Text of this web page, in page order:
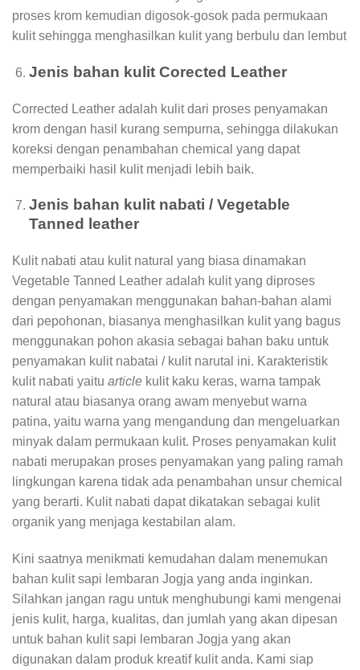
proses krom kemudian digosok-gosok pada permukaan
kulit sehingga menghasilkan kulit yang berbulu dan lembut
Jenis bahan kulit Corected Leather
Corrected Leather adalah kulit dari proses penyamakan
krom dengan hasil kurang sempurna, sehingga dilakukan
koreksi dengan penambahan chemical yang dapat
memperbaiki hasil kulit menjadi lebih baik.
Jenis bahan kulit nabati / Vegetable
Tanned leather
Kulit nabati atau kulit natural yang biasa dinamakan
Vegetable Tanned Leather adalah kulit yang diproses
dengan penyamakan menggunakan bahan-bahan alami
dari pepohonan, biasanya menghasilkan kulit yang bagus
menggunakan pohon akasia sebagai bahan baku untuk
penyamakan kulit nabatai / kulit narutal ini. Karakteristik
kulit nabati yaitu article kulit kaku keras, warna tampak
natural atau biasanya orang awam menyebut warna
patina, yaitu warna yang mengandung dan mengeluarkan
minyak dalam permukaan kulit. Proses penyamakan kulit
nabati merupakan proses penyamakan yang paling ramah
lingkungan karena tidak ada penambahan unsur chemical
yang berarti. Kulit nabati dapat dikatakan sebagai kulit
organik yang menjaga kestabilan alam.
Kini saatnya menikmati kemudahan dalam menemukan
bahan kulit sapi lembaran Jogja yang anda inginkan.
Silahkan jangan ragu untuk menghubungi kami mengenai
jenis kulit, harga, kualitas, dan jumlah yang akan dipesan
untuk bahan kulit sapi lembaran Jogja yang akan
digunakan dalam produk kreatif kulit anda. Kami siap